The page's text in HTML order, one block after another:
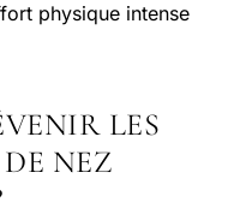
physique intense
LES
NEZ